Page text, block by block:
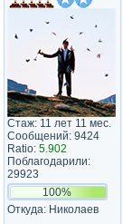
Стаж: 11 лет 11 мес.
Сообщений: 9424
Ratio: 5.902
Поблагодарили:
29923
100%
Откуда: Николаев